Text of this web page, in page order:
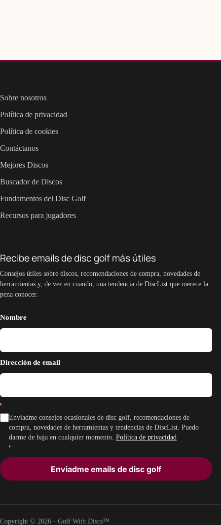
Sobre nosotros
Política de privacidad
Política de cookies
Contáctanos
Mejores Discos
Buscador de Discos
Fundamentos del Disc Golf
Recursos para jugadores
Recibe emails de disc golf más útiles
Consejos útiles sobre discos, recomendaciones de compra, novedades de
herramientas y, de vez en cuando, una tendencia de DiscList que merece la
pena conocer.
Nombre
Dirección de email
Enviadme consejos ocasionales de disc golf, recomendaciones de
compra, novedades de herramientas y tendencias de DiscList. Puedo
darme de baja en cualquier momento. Política de privacidad
Enviadme emails de disc golf
Copyright © 2026 - Golf With Discs™